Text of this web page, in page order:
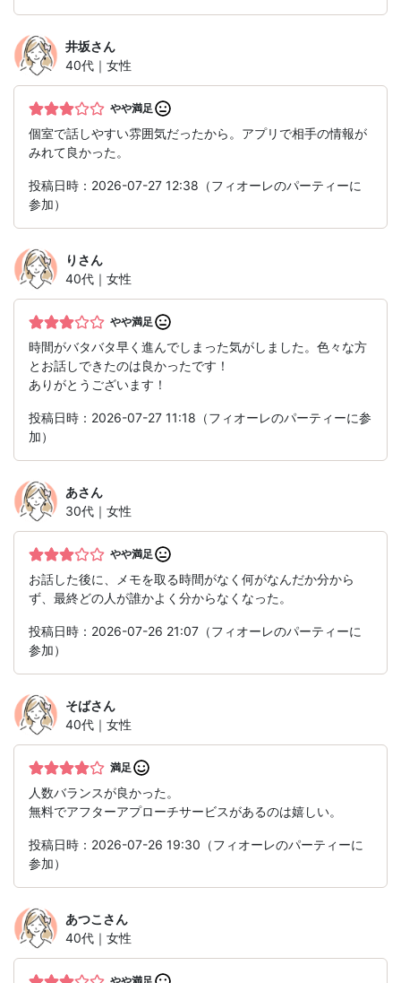
井坂さん
40代｜女性
やや満足
個室で話しやすい雰囲気だったから。アプリで相手の情報が
みれて良かった。
投稿日時：2026-07-27 12:38（フィオーレのパーティーに
参加）
り さん
40代｜女性
やや満足
時間がバタバタ早く進んでしまった気がしました。色々な方
とお話しできたのは良かったです！
ありがとうございます！
投稿日時：2026-07-27 11:18（フィオーレのパーティーに参
加）
あさん
30代｜女性
やや満足
お話した後に、メモを取る時間がなく何がなんだか分から
ず、最終どの人が誰かよく分からなくなった。
投稿日時：2026-07-26 21:07（フィオーレのパーティーに
参加）
そばさん
40代｜女性
満足
人数バランスが良かった。
無料でアフターアプローチサービスがあるのは嬉しい。
投稿日時：2026-07-26 19:30（フィオーレのパーティーに
参加）
あつこ さん
40代｜女性